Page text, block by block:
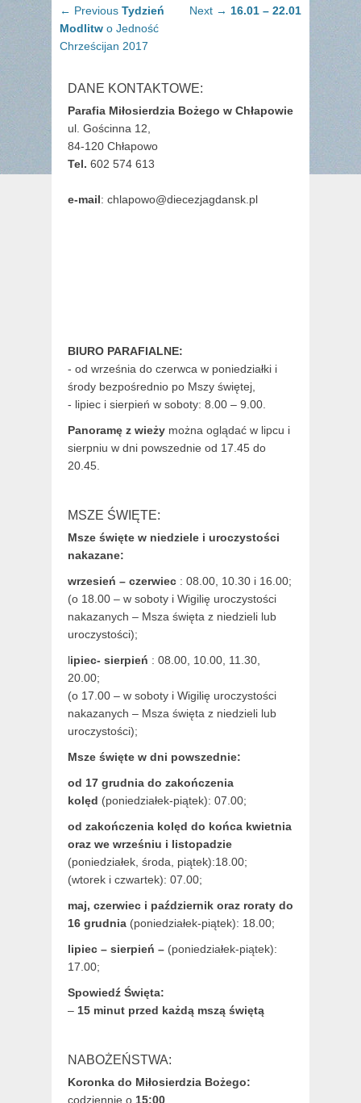
Nawigacja
wpisu
← Previous Previous
post:
Tydzień
Modlitw o Jedność
Chrześcijan 2017
Next → Next
16.01 – 22.01
DANE KONTAKTOWE:
Parafia Miłosierdzia Bożego w Chłapowie
ul. Gościnna 12,
84-120 Chłapowo
Tel. 602 574 613
e-mail: chlapowo@diecezjagdansk.pl
BIURO PARAFIALNE:
- od września do czerwca w poniedziałki i
środy bezpośrednio po Mszy świętej,
- lipiec i sierpień w soboty: 8.00 – 9.00.
Panoramę z wieży można oglądać w lipcu i
sierpniu w dni powszednie od 17.45 do
20.45.
MSZE ŚWIĘTE:
Msze święte w niedziele i uroczystości
nakazane:
wrzesień – czerwiec : 08.00, 10.30 i 16.00;
(o 18.00 – w soboty i Wigilię uroczystości
nakazanych – Msza święta z niedzieli lub
uroczystości);
lipiec- sierpień : 08.00, 10.00, 11.30,
20.00;
(o 17.00 – w soboty i Wigilię uroczystości
nakazanych – Msza święta z niedzieli lub
uroczystości);
Msze święte w dni powszednie:
od 17 grudnia do zakończenia
kolęd (poniedziałek-piątek): 07.00;
od zakończenia kolęd do końca kwietnia
oraz we wrześniu i listopadzie
(poniedziałek, środa, piątek):18.00;
(wtorek i czwartek): 07.00;
maj, czerwiec i październik oraz roraty do
16 grudnia (poniedziałek-piątek): 18.00;
lipiec – sierpień – (poniedziałek-piątek):
17.00;
Spowiedź Święta:
– 15 minut przed każdą mszą świętą
NABOŻEŃSTWA:
Koronka do Miłosierdzia Bożego:
codziennie o 15:00